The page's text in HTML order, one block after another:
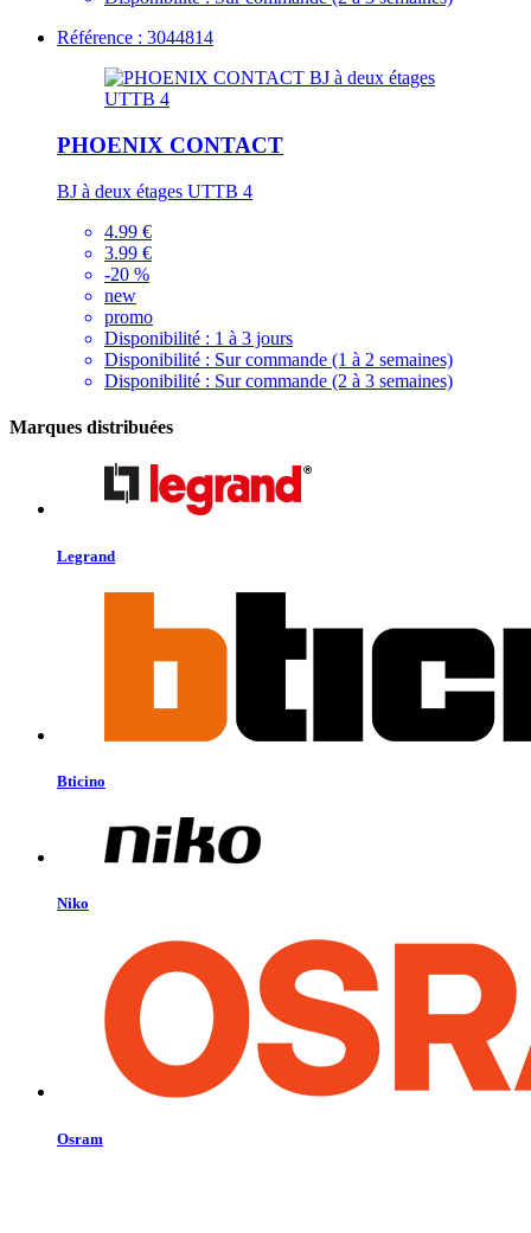
Référence : 3044814
PHOENIX CONTACT
BJ à deux étages UTTB 4
4.99 €
3.99 €
-20 %
new
promo
Disponibilité : 1 à 3 jours
Disponibilité : Sur commande (1 à 2 semaines)
Disponibilité : Sur commande (2 à 3 semaines)
Marques distribuées
Legrand
Bticino
Niko
Osram